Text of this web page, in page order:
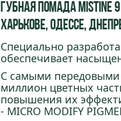
Губная помада Mistine
Харькове, Одессе,
Специально
обеспечивает
С самыми передовыми
миллион цветных
повышения их
- MICRO MODIFY